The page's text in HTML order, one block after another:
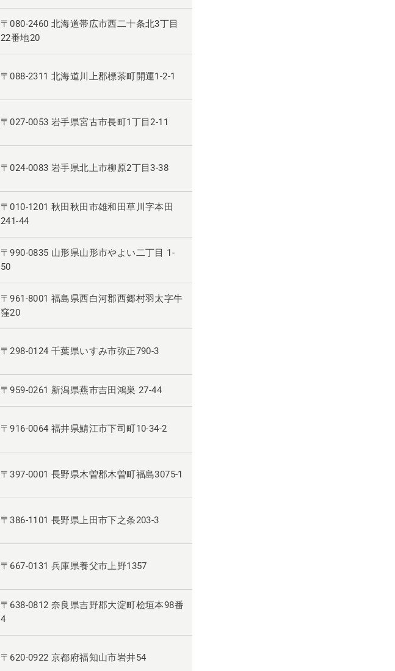
〒080-2460 北海道帯広市西二十条北3丁目
22番地20
〒088-2311 北海道川上郡標茶町開運1-2-1
〒027-0053 岩手県宮古市長町1丁目2-11
〒024-0083 岩手県北上市柳原2丁目3-38
〒010-1201 秋田秋田市雄和田草川字本田
241-44
〒990-0835 山形県山形市やよい二丁目 1-
50
〒961-8001 福島県西白河郡西郷村羽太字牛
窪20
〒298-0124 千葉県いすみ市弥正790-3
〒959-0261 新潟県燕市吉田鴻巣 27-44
〒916-0064 福井県鯖江市下司町10-34-2
〒397-0001 長野県木曽郡木曽町福島3075-1
〒386-1101 長野県上田市下之条203-3
〒667-0131 兵庫県養父市上野1357
〒638-0812 奈良県吉野郡大淀町桧垣本98番
4
〒620-0922 京都府福知山市岩井54